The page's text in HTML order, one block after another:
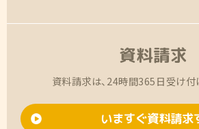
資料請求
資料請求は、24時間365日受け付
いますぐ資料請求